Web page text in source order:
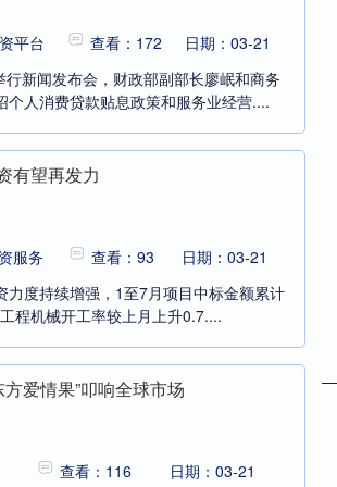
平台 查看：172
日期：03-21
新闻发布会，财政部副部长廖岷和商务
人消费贷款贴息政策和服务业经营....
有望再发力
服务 查看：93
日期：03-21
度持续增强，1至7月项目中标金额累计
程机械开工率较上月上升0.7....
爱情果”叩响全球市场
查看：116 日期：03-21